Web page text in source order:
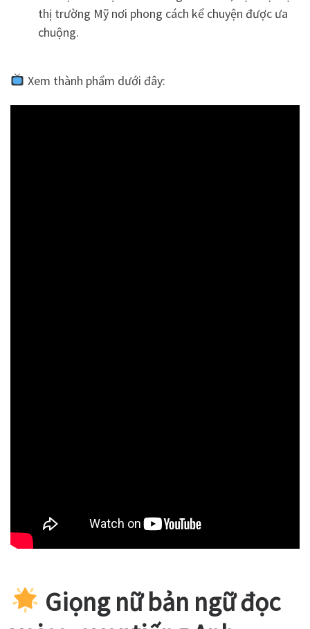
thị trường Mỹ nơi phong cách kể chuyện được ưa
chuộng.
Xem thành phẩm dưới đây:
Giọng nữ bản ngữ đọc